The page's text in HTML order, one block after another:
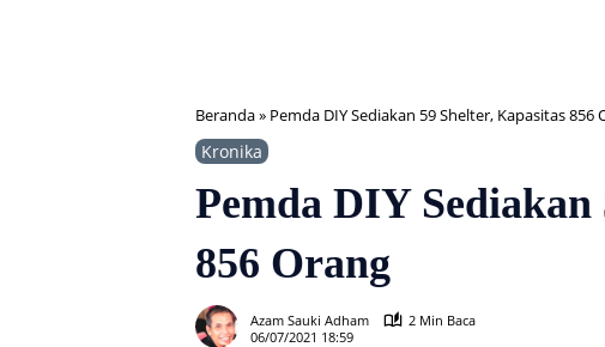
Beranda» Pemda DIY Sediakan 59 Shelter, Kapasitas 856
Kronika
Pemda DIY
856 Orang
Azam Sauki Adham
2 Min Baca
06/07/2021 18:59